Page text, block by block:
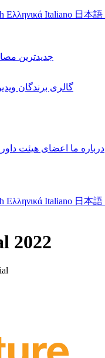
Ελληνικά Italiano 日本語
جدیدترین
گالری برندگان
درباره ما اعضای هیئت
Ελληνικά Italiano 日本語
2022